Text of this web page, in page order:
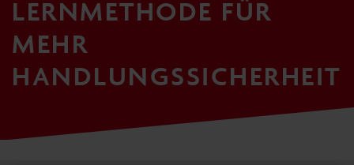
LERNMETHODE FÜR
MEHR
HANDLUNGSSICHERHEIT